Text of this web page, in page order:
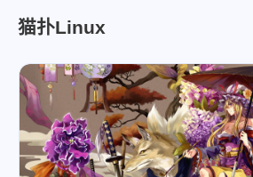
猫扑Linux